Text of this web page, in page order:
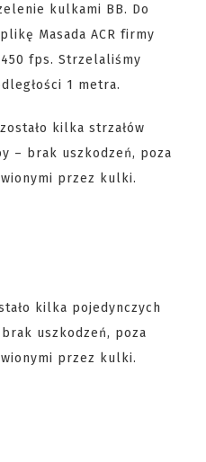
kulkami BB. Do
Masada ACR firmy
fps. Strzelaliśmy
1 metra.
kilka strzałów
– brak uszkodzeń, poza
przez kulki.
kilka pojedynczych
uszkodzeń, poza
przez kulki.